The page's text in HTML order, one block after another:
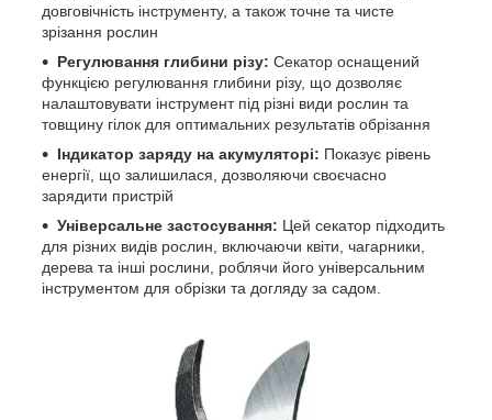
довговічність інструменту, а також точне та чисте
зрізання рослин
Регулювання глибини різу: Секатор оснащений
функцією регулювання глибини різу, що дозволяє
налаштовувати інструмент під різні види рослин та
товщину гілок для оптимальних результатів обрізання
Індикатор заряду на акумуляторі: Показує рівень
енергії, що залишилася, дозволяючи своєчасно
зарядити пристрій
Універсальне застосування: Цей секатор підходить
для різних видів рослин, включаючи квіти, чагарники,
дерева та інші рослини, роблячи його універсальним
інструментом для обрізки та догляду за садом.